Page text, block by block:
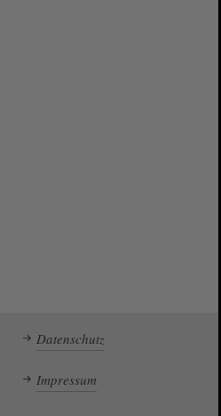
Datenschutz
Impressum